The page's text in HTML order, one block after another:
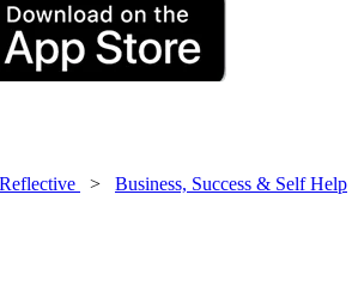
> Business, Success & Self Help